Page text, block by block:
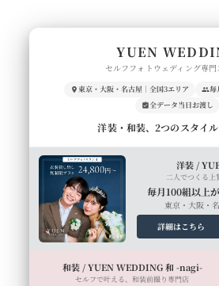
YUEN
セルフフォトウェディング専門
東京・大阪・名古屋｜全国3エリア
毎
全データ当日お渡し
洋装・和装、2つのスタイ
洋装 /
二人でつくる上
毎月100組以上
東京・大阪・
詳細はこちら
和装 / YUEN WEDDING 和 -nagi-
セルフで叶える、和装前撮り専門店